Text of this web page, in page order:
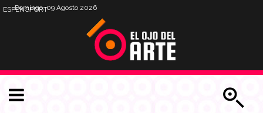
Domingo, 09 Agosto 2026
ESPENGPORT